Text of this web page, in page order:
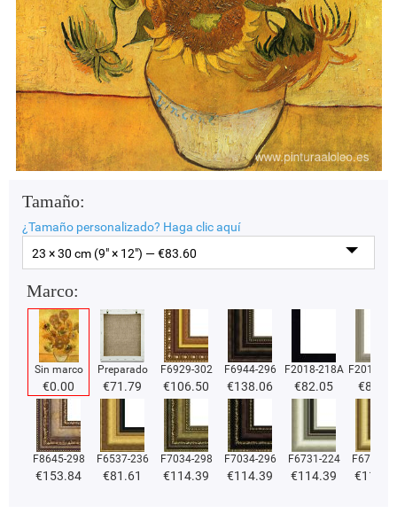
Tamaño:
¿Tamaño personalizado? Haga clic aquí
23 × 30 cm (9" × 12") — €83.60
Marco:
Sin marco
€0.00
Preparado
€71.79
F6929-302
€106.50
F6944-296
€138.06
F2018-218A
€82.05
F2018-
€82.05
F8645-298
€153.84
F6537-236
€81.61
F7034-298
€114.39
F7034-296
€114.39
F6731-224
€114.39
F6731-
€